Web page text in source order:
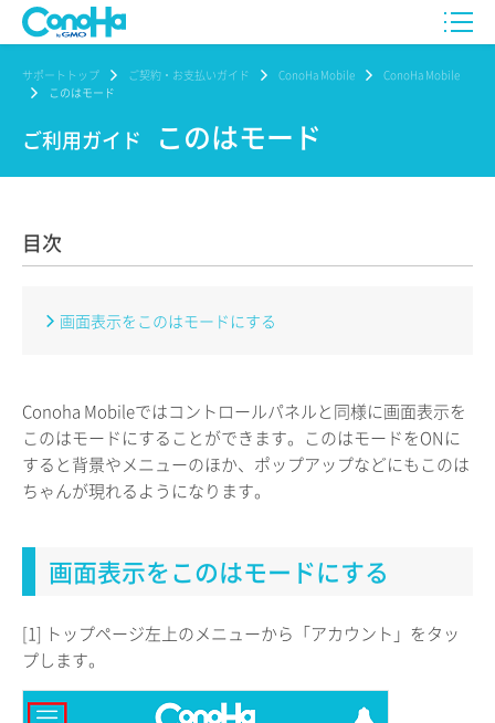
サポートトップ ご契約・お支払いガイド ConoHa Mobile
ConoHa Mobile
このはモード
ご利用ガイド このはモード
目次
画面表示をこのはモードにする
Conoha Mobileではコントロールパネルと同様に画面表示を
このはモードにすることができます。このはモードをONに
すると背景やメニューのほか、ポップアップなどにもこのは
ちゃんが現れるようになります。
画面表示をこのはモードにする
[1] トップページ左上のメニューから「アカウント」をタッ
プします。